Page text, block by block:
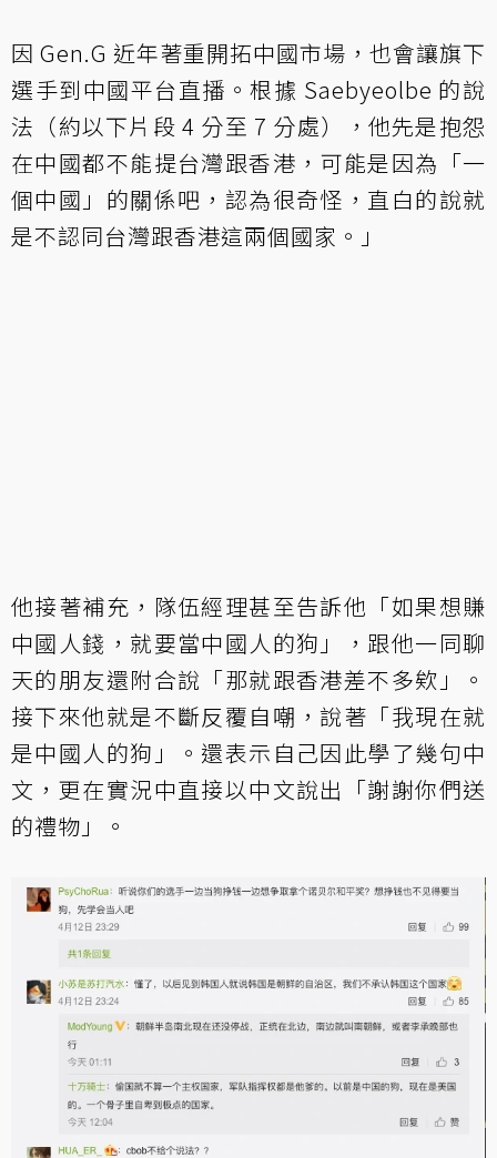
因 Gen.G 近年著重開拓中國市場，也會讓旗下
選手到中國平台直播。根據 Saebyeolbe 的說
法（約以下片段 4 分至 7 分處），他先是抱怨
在中國都不能提台灣跟香港，可能是因為「一
個中國」的關係吧，認為很奇怪，直白的說就
是不認同台灣跟香港這兩個國家。」
他接著補充，隊伍經理甚至告訴他「如果想賺
中國人錢，就要當中國人的狗」，跟他一同聊
天的朋友還附合說「那就跟香港差不多欸」。
接下來他就是不斷反覆自嘲，說著「我現在就
是中國人的狗」。還表示自己因此學了幾句中
文，更在實況中直接以中文說出「謝謝你們送
的禮物」。